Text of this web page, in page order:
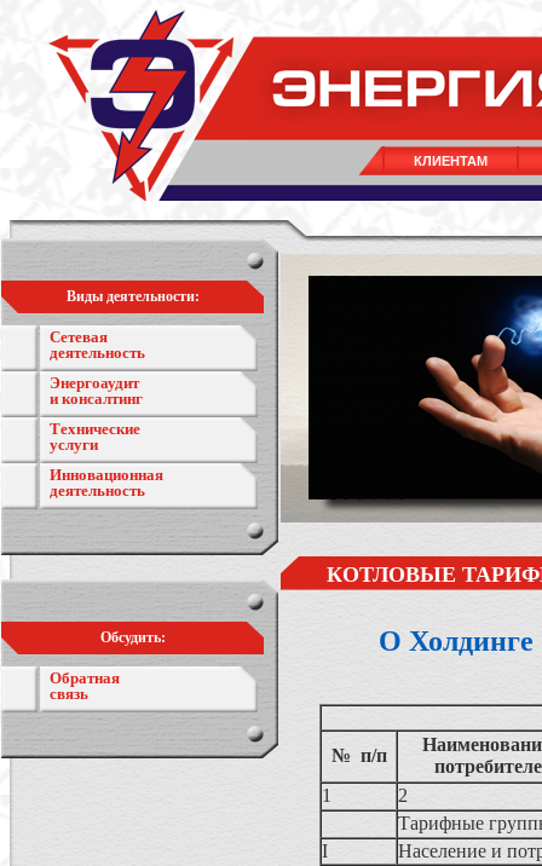
КЛИЕНТАМ
Виды деятельности:
Сетевая
деятельность
Энергоаудит
и консалтинг
Технические
услуги
Инновационная
деятельность
Обсудить:
Обратная
связь
КОТЛОВЫЕ
О Холдинге
№ п/п
1
2
Тарифные
I
Население и